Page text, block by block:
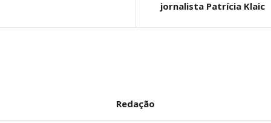
jornalista Patrícia Klaic
Redação